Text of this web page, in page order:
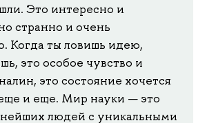
Это интересно и
странно и очень
Когда ты ловишь идею,
это особое чувство и
это состояние хочется
и еще. Мир науки — это
людей с уникальными